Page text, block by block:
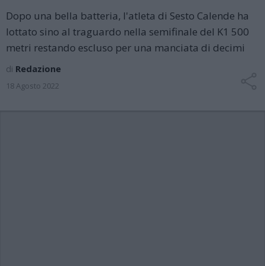
Dopo una bella batteria, l'atleta di Sesto Calende ha
lottato sino al traguardo nella semifinale del K1 500
metri restando escluso per una manciata di decimi
di Redazione
18 Agosto 2022